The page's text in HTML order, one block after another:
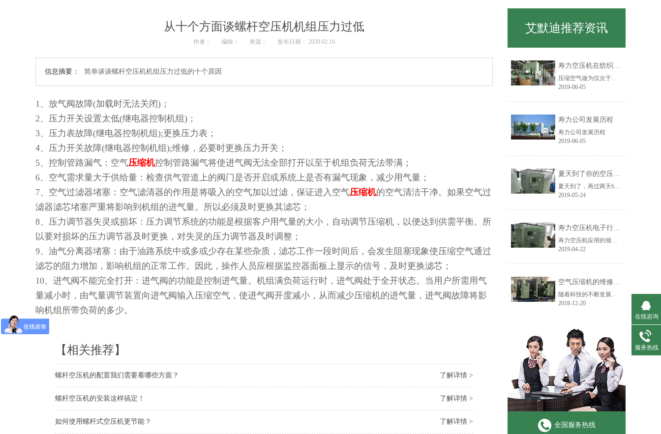
从十个方面谈螺杆空压机机组压力过低
作者： 编辑： 来源： 发布日期： 2020.02.16
信息摘要： 简单谈谈螺杆空压机机组压力过低的十个原因
1、放气阀故障(加载时无法关闭)；
2、压力开关设置太低(继电器控制机组)；
3、压力表故障(继电器控制机组);更换压力表；
4、压力开关故障(继电器控制机组);维修，必要时更换压力开关；
5、控制管路漏气：空气压缩机控制管路漏气将使进气阀无法全部打开以至于机组负荷无法带满；
6、空气需求量大于供给量：检查供气管道上的阀门是否开启或系统上是否有漏气现象，减少用气量；
7、空气过滤器堵塞：空气滤清器的作用是将吸入的空气加以过滤，保证进入空气压缩机的空气清洁干净。如果空气过
滤器滤芯堵塞严重将影响到机组的进气量。所以必须及时更换其滤芯；
8、压力调节器失灵或损坏：压力调节系统的功能是根据客户用气量的大小，自动调节压缩机，以便达到供需平衡。所
以要对损坏的压力调节器及时更换，对失灵的压力调节器及时调整；
9、油气分离器堵塞：由于油路系统中或多或少存在某些杂质，滤芯工作一段时间后，会发生阻塞现象使压缩空气通过
滤芯的阻力增加，影响机组的正常工作。因此，操作人员应根据监控器面板上显示的信号，及时更换滤芯；
10、进气阀不能完全打开：进气阀的功能是控制进气量。机组满负荷运行时，进气阀处于全开状态。当用户所需用气
量减小时，由气量调节装置向进气阀输入压缩空气，使进气阀开度减小，从而减少压缩机的进气量，进气阀故障将影
响机组所带负荷的多少。
【相关推荐】
了解详情 >
螺杆空压机的配置我们需要看哪些方面？
了解详情 >
螺杆空压机的安装这样搞定！
了解详情 >
如何使用螺杆式空压机更节能？
艾默迪推荐资讯
寿力空压机在纺织行业中的应用
压缩空气做为仅次于电力的第二大动力源，在纺织厂的应用已经处处可见，越来越多的纺织工艺过程已采用气动来完成。目前主要应用在纤维物料输送、胶辊加压、移动工位、喷射气流加工、射流自控技术、清洁部件等方面。
2019-06-05
寿力公司发展历程
寿力公司发展历程
2019-06-05
夏天到了你的空压机还撑得住吗？
夏天到了，再过两天6月份，我们将进入一年中最热的阶段，人在高温环境下很容易中暑，机器也是一样的，拿空压机来说，它的“中暑”表现形式就是高温报警停机。
2019-05-24
寿力空压机电子行业客户使用现场
寿力空压机应用的领域范围非常广泛，涉及到各行各业，今天主要介绍下寿力空压机在电子行业的应用。寿力空压机代理商艾默迪机电黄山客户使用现场：在电子行业，寿力空压机通常用于印刷电路板清洁、取放机等。
2019-04-22
空气压缩机的维修工程有哪些？
随着科技的不断发展，各类空气压缩机设备应用于我们的生活中，正确使用这些设备有助于我们工程的展开，在使用过程中，可能会出现故障。这个时候，我们就需要对空压机进行维修，按照维修程度可以分为三种类型，维修大小不同，但是也不是没有界线的，根据维修的部位和设备的使用情况，艾默迪机电小编带着大家一起来看看......
2018-12-20
全国服务热线
在线咨询
服务热线